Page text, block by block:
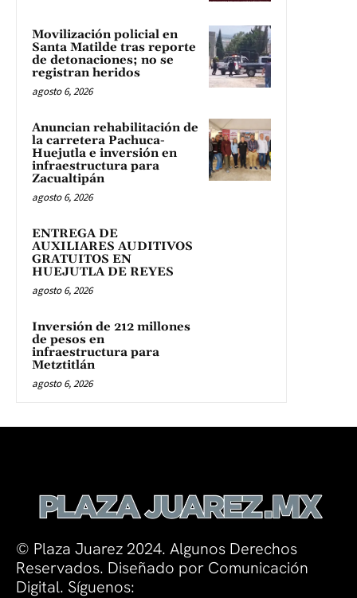
Movilización policial en
Santa Matilde tras reporte
de detonaciones; no se
registran heridos
agosto 6, 2026
Anuncian rehabilitación de
la carretera Pachuca-
Huejutla e inversión en
infraestructura para
Zacualtipán
agosto 6, 2026
ENTREGA DE
AUXILIARES AUDITIVOS
GRATUITOS EN
HUEJUTLA DE REYES
agosto 6, 2026
Inversión de 212 millones
de pesos en
infraestructura para
Metztitlán
agosto 6, 2026
© Plaza Juarez 2024. Algunos Derechos
Reservados. Diseñado por Comunicación
Digital. Síguenos: